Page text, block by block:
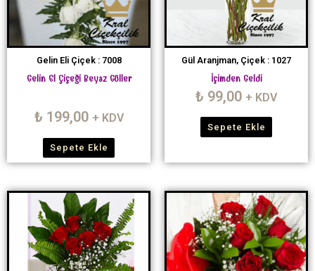
Gelin Eli Çiçek : 7008
Gelin El Çiçeği Beyaz Güller
₺ 199,00 + KDV
Sepete Ekle
Gül Aranjman, Çiçek : 1027
İçimden Geldi
₺ 99,00 + KDV
Sepete Ekle